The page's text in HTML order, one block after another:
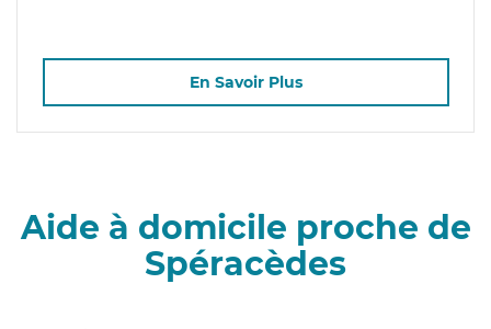
En Savoir Plus
Aide à domicile proche de
Spéracèdes